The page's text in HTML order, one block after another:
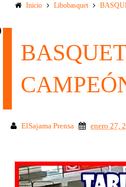
Inicio Libobasquet
ElSajama Prensa enero 27,